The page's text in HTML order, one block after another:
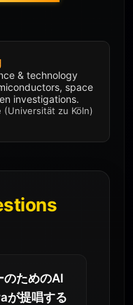
& technology
space
investigations.
zu Köln)
のためのAI
が提唱する